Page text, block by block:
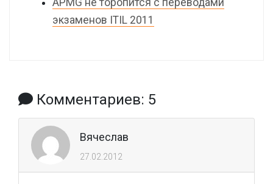
APMG не торопится с переводами
экзаменов ITIL 2011
Комментариев: 5
Вячеслав
27.02.2012